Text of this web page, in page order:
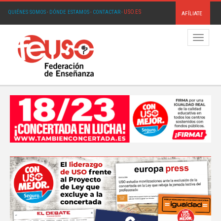
QUIÉNES SOMOS· DÓNDE ESTAMOS· CONTACTAR· USO.ES AFÍLIATE
Menú